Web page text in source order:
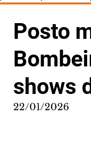
Posto
shows
22/01/2026